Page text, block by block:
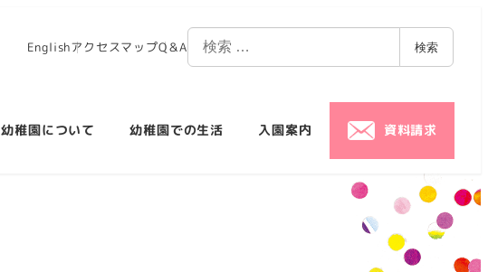
検索
EnglishアクセスマップQ＆A
幼稚園について 幼稚園での生活 入園案内 資料請求